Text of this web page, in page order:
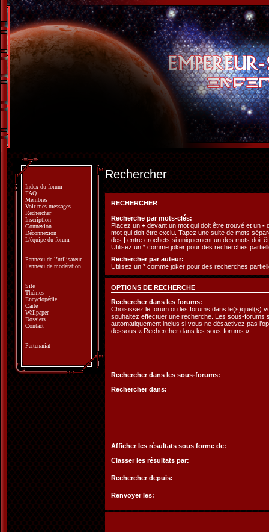
Rechercher
RECHERCHER
Recherche par mots-clés:
Placez un + devant un mot qui doit être trouvé et un -
mot qui doit être exclu. Tapez une suite de mots
des | entre crochets si uniquement un des mots doit
Utilisez un * comme joker pour des recherches
Rechercher par auteur:
Utilisez un * comme joker pour des recherches
OPTIONS DE RECHERCHE
Rechercher dans les forums:
Choisissez le forum ou les forums dans le(s)quel(s)
souhaitez effectuer une recherche. Les sous-forums
automatiquement inclus si vous ne désactivez pas
dessous « Rechercher dans les sous-forums ».
Rechercher dans les sous-forums:
Rechercher dans:
Afficher les résultats sous forme de:
Classer les résultats par:
Rechercher depuis:
Renvoyer les:
Index du forum
FAQ
Membres
Voir mes messages
Rechercher
Inscription
Connexion
Déconnexion
L’équipe du forum
Panneau de l’utilisateur
Panneau de modération
Site
Thèmes
Encyclopédie
Carte
Wallpaper
Dossiers
Contact
Partenariat